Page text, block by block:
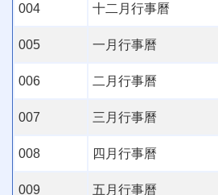
004 十二月行事曆
005 一月行事曆
006 二月行事曆
007 三月行事曆
008 四月行事曆
009 五月行事曆